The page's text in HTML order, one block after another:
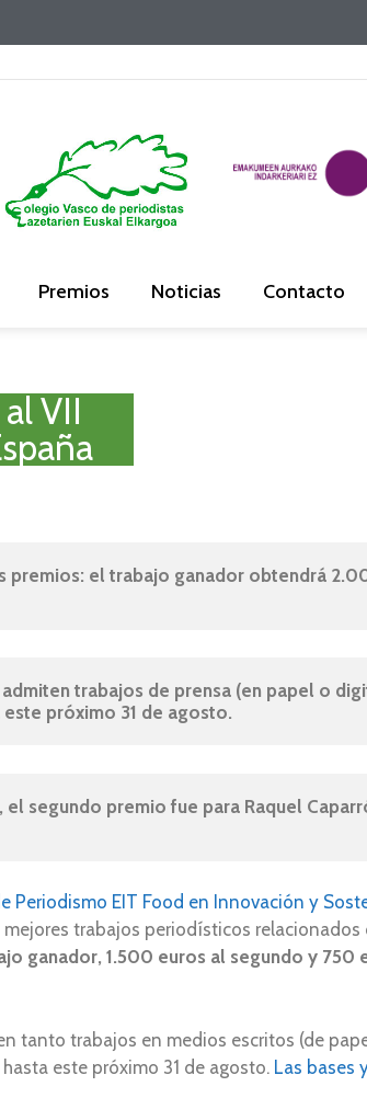
Premios Noticias Contacto
VII
premios: el trabajo ganador obtendrá
trabajos de prensa (en papel o
próximo 31 de agosto.
segundo premio fue para Raquel
Periodismo EIT Food en Innovación y
trabajos periodísticos
ganador, 1.500 euros al segundo y 750
tanto trabajos en medios escritos (de
este próximo 31 de agosto. Las bases